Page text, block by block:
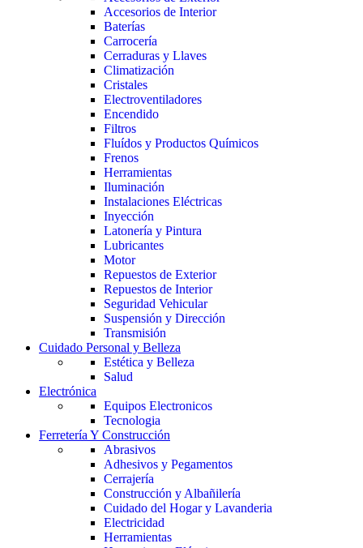
Accesorios de Interior
Baterías
Carrocería
Cerraduras y Llaves
Climatización
Cristales
Electroventiladores
Encendido
Filtros
Fluídos y Productos Químicos
Frenos
Herramientas
Iluminación
Instalaciones Eléctricas
Inyección
Latonería y Pintura
Lubricantes
Motor
Repuestos de Exterior
Repuestos de Interior
Seguridad Vehicular
Suspensión y Dirección
Transmisión
Cuidado Personal y Belleza
Estética y Belleza
Salud
Electrónica
Equipos Electronicos
Tecnologia
Ferretería Y Construcción
Abrasivos
Adhesivos y Pegamentos
Cerrajería
Construcción y Albañilería
Cuidado del Hogar y Lavanderia
Electricidad
Herramientas